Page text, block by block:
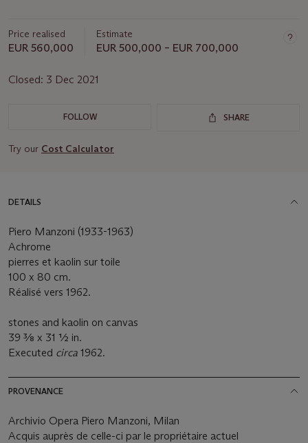
Price realised
EUR 560,000
Estimate
EUR 500,000 – EUR 700,000
Closed: 3 Dec 2021
FOLLOW SHARE
Try our Cost Calculator
DETAILS
Piero Manzoni (1933-1963)
Achrome
pierres et kaolin sur toile
100 x 80 cm.
Réalisé vers 1962.
stones and kaolin on canvas
39 3⁄8 x 31 1⁄2 in.
Executed circa 1962.
PROVENANCE
Archivio Opera Piero Manzoni, Milan
Acquis auprès de celle-ci par le propriétaire actuel